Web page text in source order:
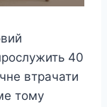
40
втрачати
тому